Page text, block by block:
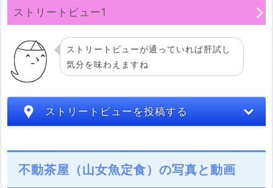
ストリートビュー1
ストリートビューが通っていれば肝試し
気分を味わえますね
ストリートビューを投稿する
不動茶屋（山女魚定食）の写真と動画